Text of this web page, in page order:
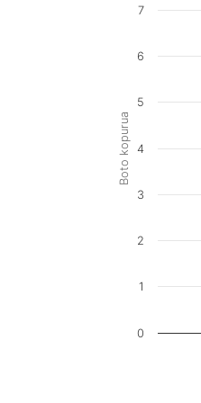
Boto kopurua
0
1
2
3
4
5
6
7